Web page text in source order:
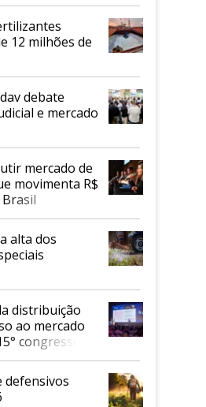
12 milhões de
debate
e mercado
mercado de
movimenta R$
alta dos
distribuição
ao mercado
congresso
defensivos